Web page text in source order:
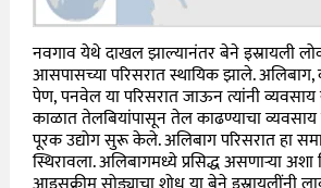
नवगाव येथे दाखल झाल्यानंतर बेने इस्रायली
आसपासच्या परिसरात स्थायिक झाले. अलिबाग,
पेण, पनवेल या परिसरात जाऊन त्यांनी
काळात तेलबियांपासून तेल काढण्याचा व्यवसाय
पूरक उद्योग सुरू केले. अलिबाग परिसरात हा
स्थिरावला. अलिबागमध्ये प्रसिद्ध असणाऱ्या